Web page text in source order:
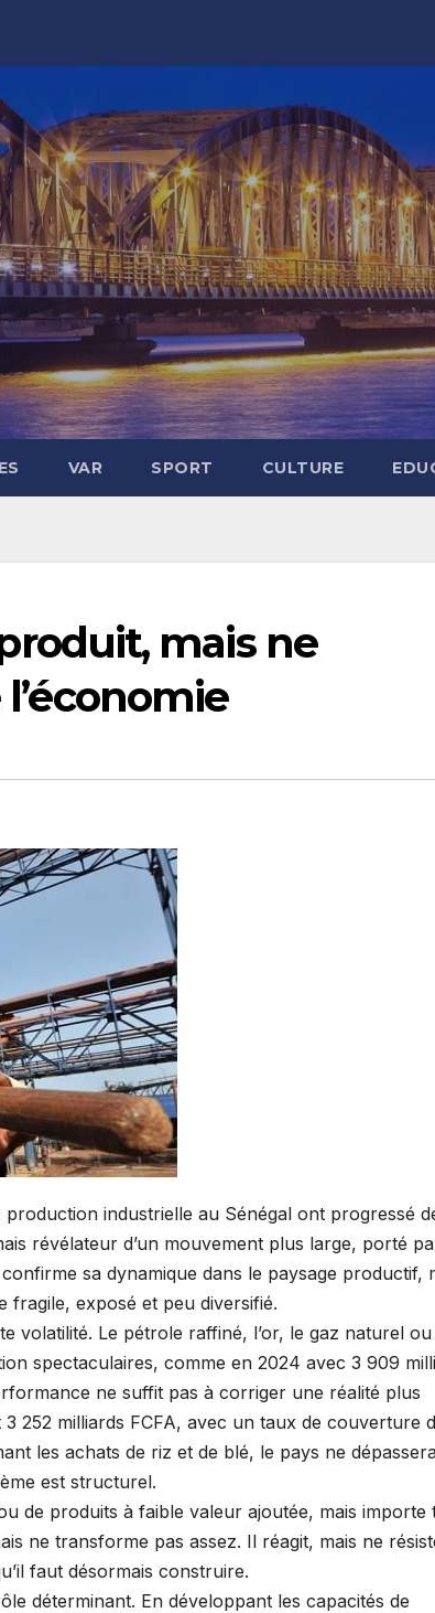
VAR SPORT CULTURE
mais ne
industrielle au Sénégal ont progressé
révélateur d’un mouvement plus large, porté
sa dynamique dans le paysage productif,
fragile, exposé et peu diversifié.
volatilité. Le pétrole raffiné, l’or, le gaz naturel ou
spectaculaires, comme en 2024 avec 3 909
ne suffit pas à corriger une réalité plus
252 milliards FCFA, avec un taux de couverture
les achats de riz et de blé, le pays ne
est structurel.
de produits à faible valeur ajoutée, mais importe
ne transforme pas assez. Il réagit, mais ne
faut désormais construire.
déterminant. En développant les capacités de